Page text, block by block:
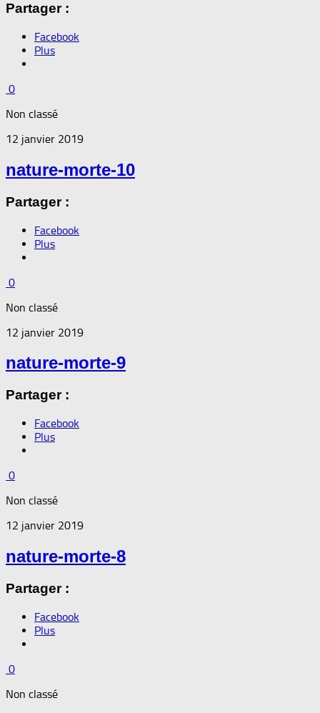
Partager :
Facebook
Plus
0
Non classé
12 janvier 2019
nature-morte-10
Partager :
Facebook
Plus
0
Non classé
12 janvier 2019
nature-morte-9
Partager :
Facebook
Plus
0
Non classé
12 janvier 2019
nature-morte-8
Partager :
Facebook
Plus
0
Non classé